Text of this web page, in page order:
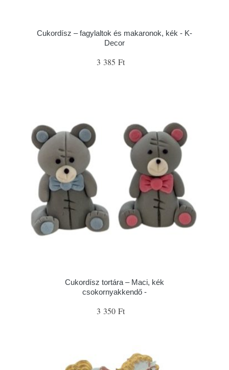
Cukordísz – fagylaltok és makaronok, kék - K-
Decor
3 385 Ft
Cukordísz tortára – Maci, kék
csokornyakkendő -
3 350 Ft